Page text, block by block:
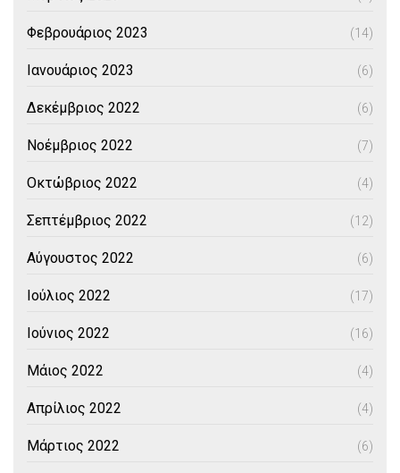
Φεβρουάριος 2023 (14)
Ιανουάριος 2023 (6)
Δεκέμβριος 2022 (6)
Νοέμβριος 2022 (7)
Οκτώβριος 2022 (4)
Σεπτέμβριος 2022 (12)
Αύγουστος 2022 (6)
Ιούλιος 2022 (17)
Ιούνιος 2022 (16)
Μάιος 2022 (4)
Απρίλιος 2022 (4)
Μάρτιος 2022 (6)